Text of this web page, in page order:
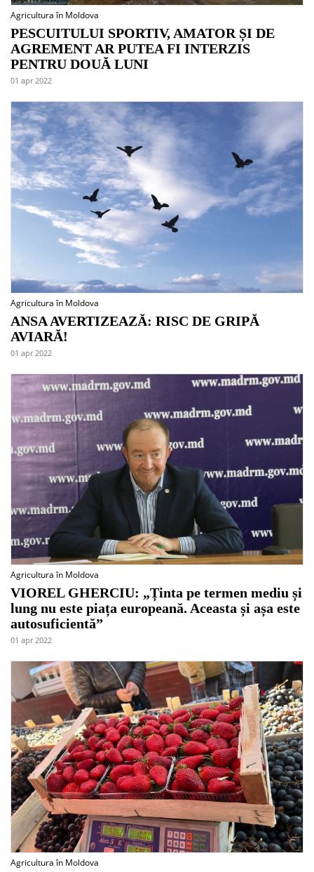
Agricultura în Moldova
PESCUITULUI SPORTIV, AMATOR ȘI DE
AGREMENT AR PUTEA FI INTERZIS
PENTRU DOUĂ LUNI
01 apr 2022
Agricultura în Moldova
ANSA AVERTIZEAZĂ: RISC DE GRIPĂ
AVIARĂ!
01 apr 2022
Agricultura în Moldova
VIOREL GHERCIU: „Ținta pe termen mediu și
lung nu este piața europeană. Aceasta și așa este
autosuficientă”
01 apr 2022
Agricultura în Moldova